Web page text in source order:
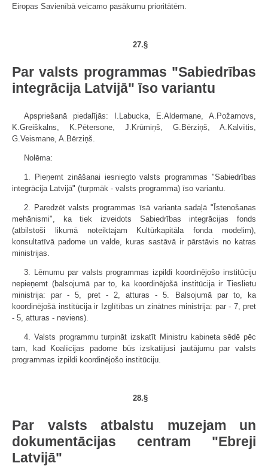
Eiropas Savienībā veicamo pasākumu prioritātēm.
27.§
Par valsts programmas "Sabiedrības
integrācija Latvijā" īso variantu
Apspriešanā piedalījās: I.Labucka, E.Aldermane, A.Požarnovs,
K.Greiškalns, K.Pētersone, J.Krūmiņš, G.Bērziņš, A.Kalvītis,
G.Veismane, A.Bērziņš.
Nolēma:
1. Pieņemt zināšanai iesniegto valsts programmas "Sabiedrības
integrācija Latvijā" (turpmāk - valsts programma) īso variantu.
2. Paredzēt valsts programmas īsā varianta sadaļā "Īstenošanas
mehānismi", ka tiek izveidots Sabiedrības integrācijas fonds
(atbilstoši likumā noteiktajam Kultūrkapitāla fonda modelim),
konsultatīvā padome un valde, kuras sastāvā ir pārstāvis no katras
ministrijas.
3. Lēmumu par valsts programmas izpildi koordinējošo institūciju
nepieņemt (balsojumā par to, ka koordinējošā institūcija ir Tieslietu
ministrija: par - 5, pret - 2, atturas - 5. Balsojumā par to, ka
koordinējošā institūcija ir Izglītības un zinātnes ministrija: par - 7, pret
- 5, atturas - neviens).
4. Valsts programmu turpināt izskatīt Ministru kabineta sēdē pēc
tam, kad Koalīcijas padome būs izskatījusi jautājumu par valsts
programmas izpildi koordinējošo institūciju.
28.§
Par valsts atbalstu muzejam un
dokumentācijas centram "Ebreji
Latvijā"